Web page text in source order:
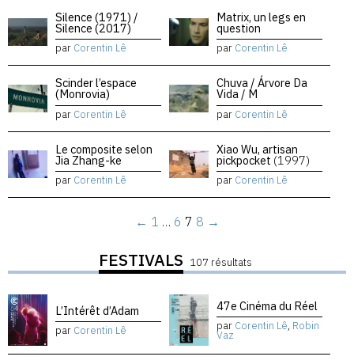
Silence (1971) /
Silence (2017)
par Corentin Lê
Matrix, un legs en
question
par Corentin Lê
Scinder l’espace
(Monrovia)
par Corentin Lê
Chuva / Árvore Da
Vida / M
par Corentin Lê
Le composite selon
Jia Zhang-ke
par Corentin Lê
Xiao Wu, artisan
pickpocket (1997)
par Corentin Lê
← 1 … 6 7 8 →
FESTIVALS 107 résultats
L’Intérêt d’Adam
par Corentin Lê
47e Cinéma du Réel
par Corentin Lê, Robin
Vaz